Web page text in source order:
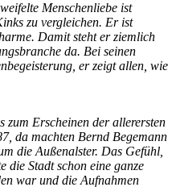
Menschenliebe ist
zu vergleichen. Er ist
Damit steht er ziemlich
da. Bei seinen
er zeigt allen, wie
zum Erscheinen der allerersten
da machten Bernd Begemann
die Außenalster. Das Gefühl,
die Stadt schon eine ganze
war und die Aufnahmen